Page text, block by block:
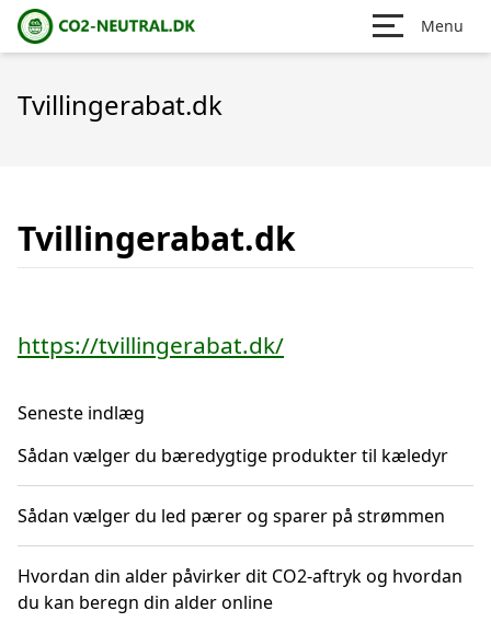
Menu
Tvillingerabat.dk
Tvillingerabat.dk
https://tvillingerabat.dk/
Seneste indlæg
Sådan vælger du bæredygtige produkter til kæledyr
Sådan vælger du led pærer og sparer på strømmen
Hvordan din alder påvirker dit CO2-aftryk og hvordan
du kan beregn din alder online